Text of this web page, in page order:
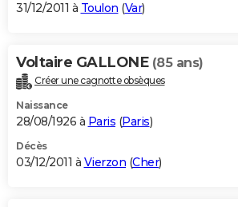
31/12/2011 à Toulon (Var)
Voltaire GALLONE (85 ans)
Créer une cagnotte obsèques
Naissance
28/08/1926 à Paris (Paris)
Décès
03/12/2011 à Vierzon (Cher)